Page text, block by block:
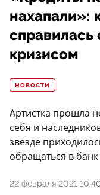
нахапали»:
кризисом
НОВОСТИ
Артистка прошла
себя и
звезде
обращаться в банк
22 февраля 2021